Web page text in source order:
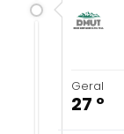
Geral
27 º